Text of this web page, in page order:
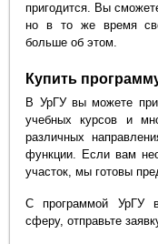
пригодится. Вы
но в то же время
больше об этом.
Купить
В УрГУ вы можете
учебных курсов и
различных
функции. Если вам
участок, мы готовы
С программой УрГУ
сферу, отправьте